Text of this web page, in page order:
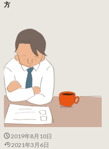
方
2019年8月10日
2021年3月6日